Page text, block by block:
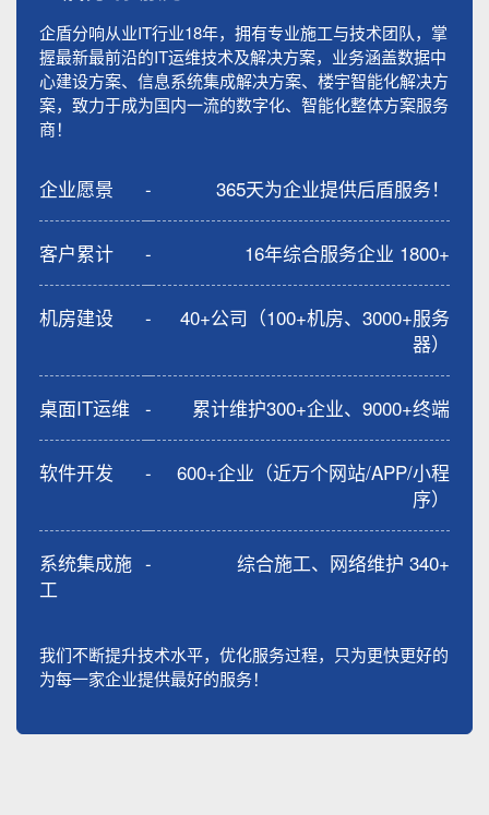
企盾分响从业IT行业18年，拥有专业施工与技术团队，掌
握最新最前沿的IT运维技术及解决方案，业务涵盖数据中
心建设方案、信息系统集成解决方案、楼宇智能化解决方
案，致力于成为国内一流的数字化、智能化整体方案服务
商！
企业愿景 - 365天为企业提供后盾服务！
客户累计 - 16年综合服务企业 1800+
机房建设 -
40+公司（100+机房、3000+服务
器）
桌面IT运维 - 累计维护300+企业、9000+终端
软件开发 -
600+企业（近万个网站/APP/小程
序）
系统集成施
工
- 综合施工、网络维护 340+
我们不断提升技术水平，优化服务过程，只为更快更好的
为每一家企业提供最好的服务！